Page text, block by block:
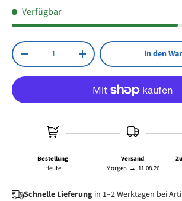
Netzwerkanwendungen
Verfügbar
Anzahl
Menge verringernMenge erhöhen In den
Bestellung
Heute
Versand
Morgen → 11.08.26
Schnelle Lieferung in 1–2 Werktagen bei